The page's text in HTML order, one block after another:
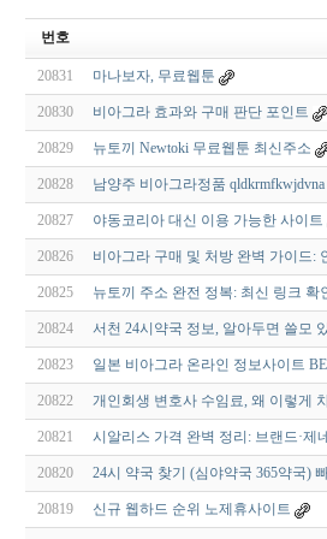
번호
20831 마나보자, 무료웹툰
20830 비아그라 효과와 구매 판단 포인트
20829 뉴토끼 Newtoki 무료웹툰 최신주소
20828 남양주 비아그라정품 qldkrmfkwjdvna
20827 야동코리아 대신 이용 가능한 사이트
20826 비아그라 구매 및 처방 완벽 가이드:
20825 뉴토끼 주소 완전 정복: 최신 링크
20824 서천 24시약국 정보, 알아두면 쓸모
20823 일본 비아그라 온라인 정보사이트
20822 개인회생 변호사 수임료, 왜 이렇게
20821 시알리스 가격 완벽 정리: 브랜드·제
20820 24시 약국 찾기 (심야약국 365약국)
20819 신규 웹하드 순위 노제휴사이트